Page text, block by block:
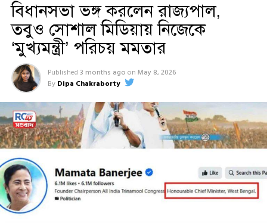
বিধানসভা ভঙ্গ করলেন রাজ্যপাল,
তবুও সোশাল মিডিয়ায় নিজেকে
‘মুখ্যমন্ত্রী’ পরিচয় মমতার
Published 3 months ago on May 8, 2026
By Dipa Chakraborty